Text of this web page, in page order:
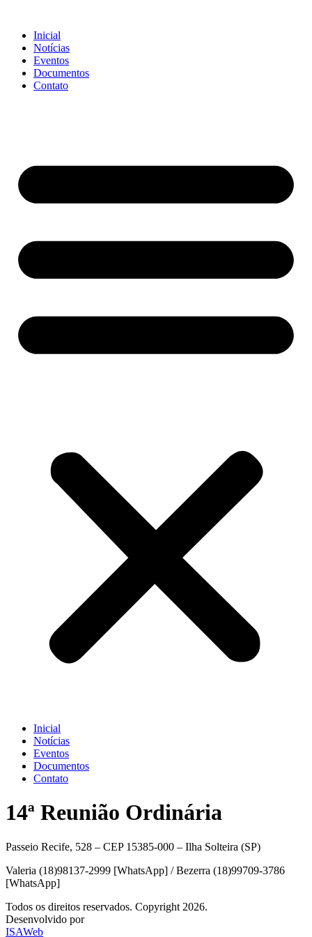
conteúdo
Inicial
Notícias
Eventos
Documentos
Contato
Inicial
Notícias
Eventos
Documentos
Contato
14ª Reunião Ordinária
Passeio Recife, 528 – CEP 15385-000 – Ilha Solteira (SP)
Valeria (18)98137-2999 [WhatsApp] / Bezerra (18)99709-3786
[WhatsApp]
Todos os direitos reservados. Copyright 2026.
Desenvolvido por
ISAWeb